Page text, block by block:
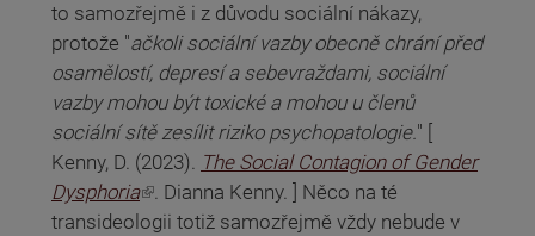
to samozřejmě i z důvodu sociální nákazy,
protože "ačkoli sociální vazby obecně chrání před
osamělostí, depresí a sebevraždami, sociální
vazby mohou být toxické a mohou u členů
sociální sítě zesílit riziko psychopatologie." [
Kenny, D. (2023). The Social Contagion of Gender
Dysphoria
(odkaz je externí) . Dianna Kenny. ] Něco na té
transideologii totiž samozřejmě vždy nebude v